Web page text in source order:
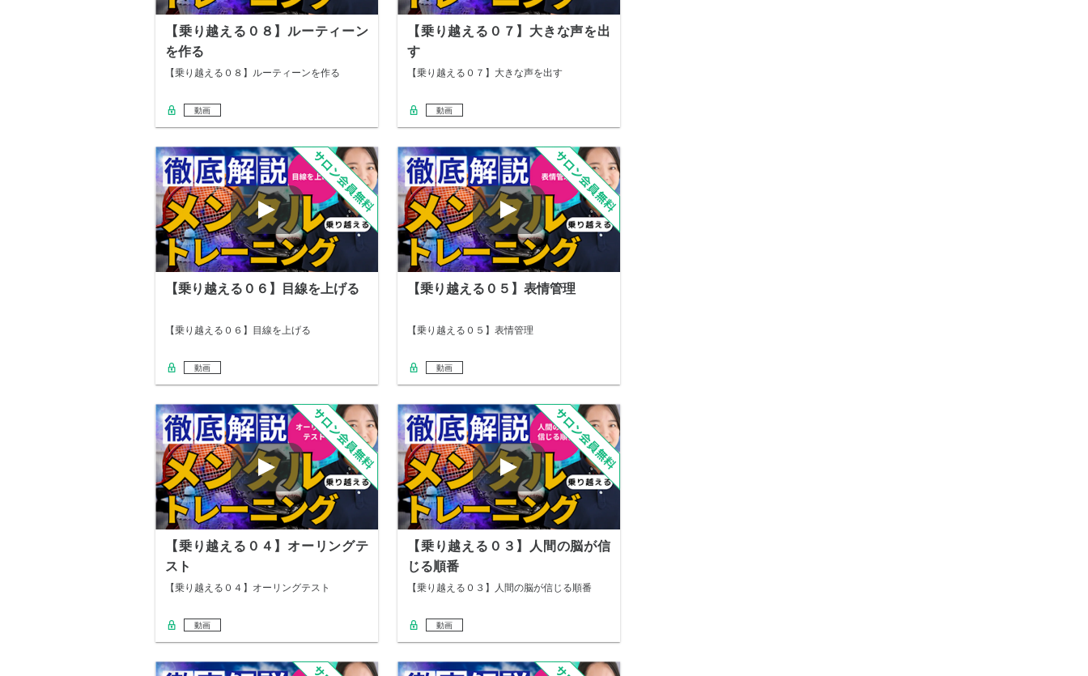
【乗り越える０８】ルーティーン
を作る
【乗り越える０８】ルーティーンを作る
動画
【乗り越える０７】大きな声を出
す
【乗り越える０７】大きな声を出す
動画
【乗り越える０６】目線を上げる
【乗り越える０６】目線を上げる
動画
【乗り越える０５】表情管理
【乗り越える０５】表情管理
動画
【乗り越える０４】オーリングテ
スト
【乗り越える０４】オーリングテスト
動画
【乗り越える０３】人間の脳が信
じる順番
【乗り越える０３】人間の脳が信じる順番
動画